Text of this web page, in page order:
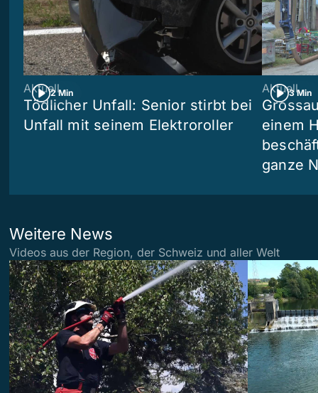
2 Min
Aktuell
Tödlicher Unfall: Senior stirbt bei
Unfall mit seinem Elektroroller
3 Min
Aktuell
einem
ganze
Weitere News
Videos aus der Region, der Schweiz und aller Welt